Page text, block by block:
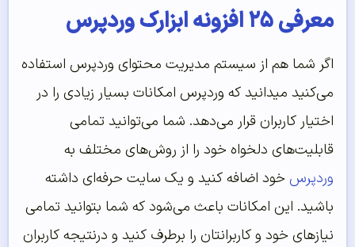
معرفی ۲۵ افزونه ابزارک وردپرس
اگر شما هم از سیستم مدیریت محتوای وردپرس استفاده
می‌کنید میدانید که وردپرس امکانات بسیار زیادی را در
اختیار کاربران قرار می‌دهد. شما می‌توانید تمامی
قابلیت‌های دلخواه خود را از روش‌های مختلف به
وردپرس خود اضافه کنید و یک سایت حرفه‌ای داشته
باشید. این امکانات باعث می‌شود که شما بتوانید تمامی
نیازهای خود و کاربرانتان را برطرف کنید و درنتیجه کاربران